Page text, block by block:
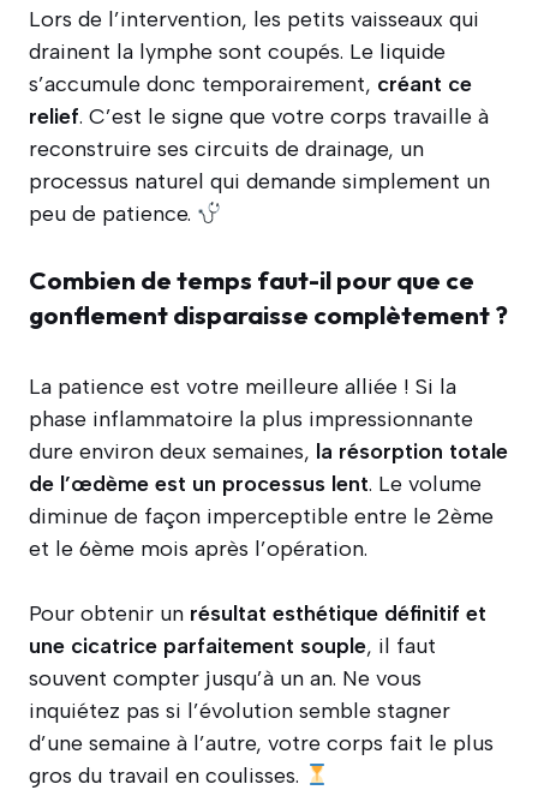
Lors de l’intervention, les petits vaisseaux qui
drainent la lymphe sont coupés. Le liquide
s’accumule donc temporairement, créant ce
relief. C’est le signe que votre corps travaille à
reconstruire ses circuits de drainage, un
processus naturel qui demande simplement un
peu de patience.
Combien de temps faut-il pour que ce
gonflement disparaisse complètement ?
La patience est votre meilleure alliée ! Si la
phase inflammatoire la plus impressionnante
dure environ deux semaines, la résorption totale
de l’œdème est un processus lent. Le volume
diminue de façon imperceptible entre le 2ème
et le 6ème mois après l’opération.
Pour obtenir un résultat esthétique définitif et
une cicatrice parfaitement souple, il faut
souvent compter jusqu’à un an. Ne vous
inquiétez pas si l’évolution semble stagner
d’une semaine à l’autre, votre corps fait le plus
gros du travail en coulisses.